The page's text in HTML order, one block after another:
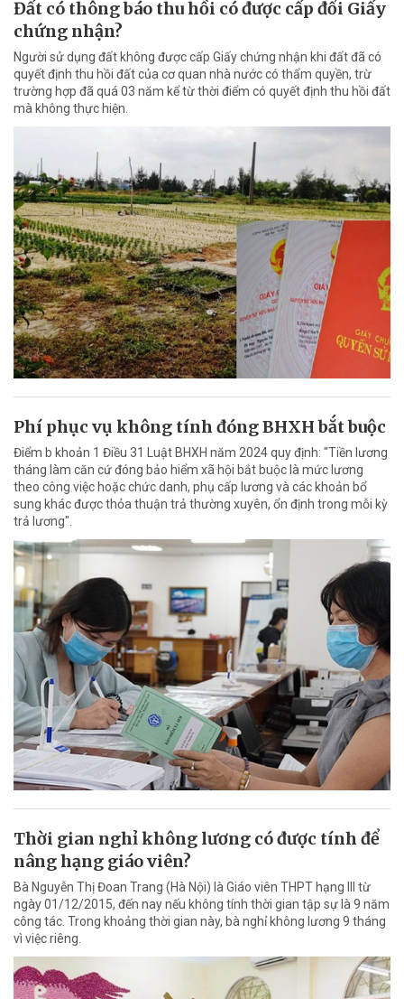
Đất có thông báo thu hồi có được cấp đổi Giấy
chứng nhận?
Người sử dụng đất không được cấp Giấy chứng nhận khi đất đã có
quyết định thu hồi đất của cơ quan nhà nước có thẩm quyền, trừ
trường hợp đã quá 03 năm kể từ thời điểm có quyết định thu hồi đất
mà không thực hiện.
Phí phục vụ không tính đóng BHXH bắt buộc
Điểm b khoản 1 Điều 31 Luật BHXH năm 2024 quy định: "Tiền lương
tháng làm căn cứ đóng bảo hiểm xã hội bắt buộc là mức lương
theo công việc hoặc chức danh, phụ cấp lương và các khoản bổ
sung khác được thỏa thuận trả thường xuyên, ổn định trong mỗi kỳ
trả lương".
Thời gian nghỉ không lương có được tính để
nâng hạng giáo viên?
Bà Nguyễn Thị Đoan Trang (Hà Nội) là Giáo viên THPT hạng III từ
ngày 01/12/2015, đến nay nếu không tính thời gian tập sự là 9 năm
công tác. Trong khoảng thời gian này, bà nghỉ không lương 9 tháng
vì việc riêng.